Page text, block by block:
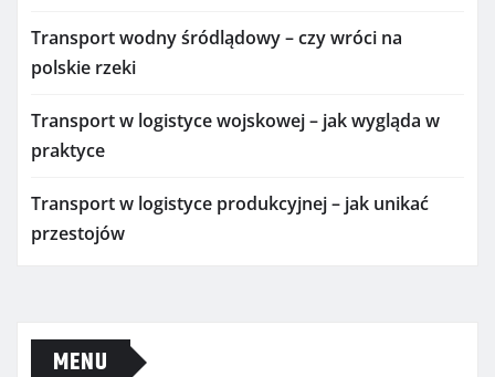
Transport wodny śródlądowy – czy wróci na
polskie rzeki
Transport w logistyce wojskowej – jak wygląda w
praktyce
Transport w logistyce produkcyjnej – jak unikać
przestojów
MENU